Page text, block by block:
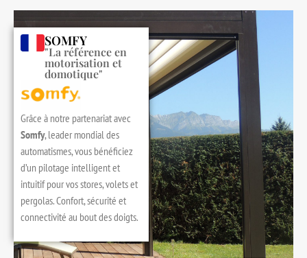
SOMFY
"La référence en
motorisation et
domotique"
Grâce à notre partenariat avec
Somfy, leader mondial des
automatismes, vous bénéficiez
d’un pilotage intelligent et
intuitif pour vos stores, volets et
pergolas. Confort, sécurité et
connectivité au bout des doigts.